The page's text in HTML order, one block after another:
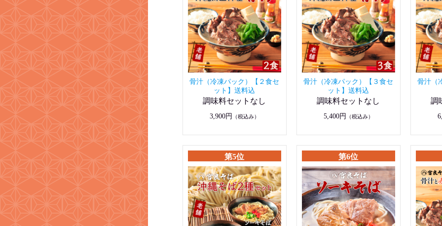
骨汁（冷凍パック）【２食セ
ット】送料込
調味料セットなし
3,900円 （税込み）
骨汁（冷凍パック）【３食セ
ット】送料込
調味料セットなし
5,400円 （税込み）
骨汁（
調
第5位 第6位